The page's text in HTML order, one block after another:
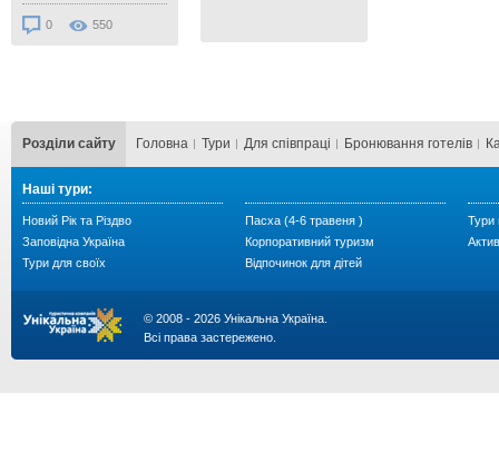
0 550
Розділи сайту Головна Тури Для cпівпраці Бронювання готелів
Наші тури:
Новий Рік та Різдво
Заповідна Україна
Тури для своїх
Пасха (4-6 травеня )
Корпоративний туризм
Відпочинок для дітей
Тури
© 2008 - 2026 Унікальна Україна.
Всі права застережено.